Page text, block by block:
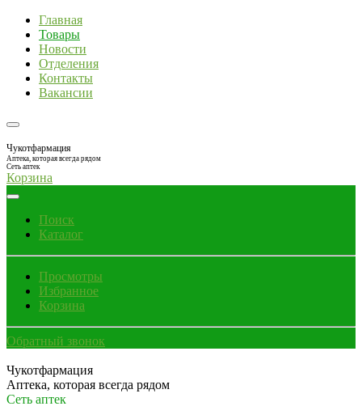
Главная
Товары
Новости
Отделения
Контакты
Вакансии
Чукотфармация
Аптека, которая всегда рядом
Сеть аптек
Корзина
Поиск
Каталог
Просмотры
Избранное
Корзина
Обратный звонок
Чукотфармация
Аптека, которая всегда рядом
Сеть аптек